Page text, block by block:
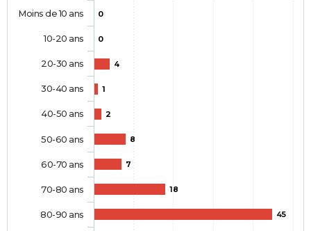
0
0
4
1
2
8
7
18
45
Moins de 10 ans
10-20 ans
20-30 ans
30-40 ans
40-50 ans
50-60 ans
60-70 ans
70-80 ans
80-90 ans